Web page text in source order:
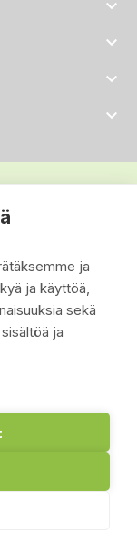
ja
ja käyttöä,
sekä
ja



